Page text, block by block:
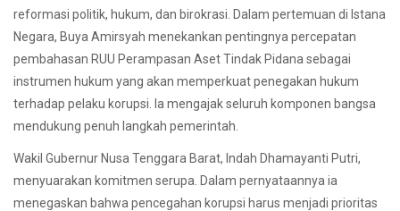
reformasi politik, hukum, dan birokrasi. Dalam pertemuan di Istana
Negara, Buya Amirsyah menekankan pentingnya percepatan
pembahasan RUU Perampasan Aset Tindak Pidana sebagai
instrumen hukum yang akan memperkuat penegakan hukum
terhadap pelaku korupsi. Ia mengajak seluruh komponen bangsa
mendukung penuh langkah pemerintah.
Wakil Gubernur Nusa Tenggara Barat, Indah Dhamayanti Putri,
menyuarakan komitmen serupa. Dalam pernyataannya ia
menegaskan bahwa pencegahan korupsi harus menjadi prioritas